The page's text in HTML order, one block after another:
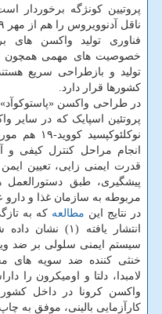
پروتیین کونژگه برخوردار
ناقل آدنوویروس را هم از مهر ۱۳۹۹ آغاز کرد.
فناوری تولید واکسن های
خصوصیت های مهمی همچون
تولید و بازطراحی سریع
کشورها قرار دارد.
در طراحی واکسن «پاستوکوآد»
پروتئین اسپایک که در سایر
انجام مراحل کنترل کیفی و
قدرت ایمنی زایی، تعیین
پیشگیری، طبق دستورالعمل
مربوطه به سازمان غذا و
در نتایج این مطالعه
انتشار یافته (۱)
لامبدا، دلتا و اومیکرون را
واکسن کرونا در داخل
کارآزمایی بالینی، موفق به